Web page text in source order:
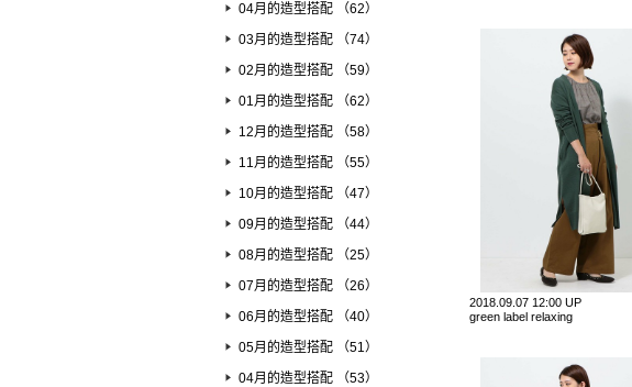
04月的造型搭配 （62）
03月的造型搭配 （74）
02月的造型搭配 （59）
01月的造型搭配 （62）
12月的造型搭配 （58）
11月的造型搭配 （55）
10月的造型搭配 （47）
09月的造型搭配 （44）
08月的造型搭配 （25）
07月的造型搭配 （26）
06月的造型搭配 （40）
05月的造型搭配 （51）
04月的造型搭配 （53）
2018.09.07 12:00 UP
green label relaxing